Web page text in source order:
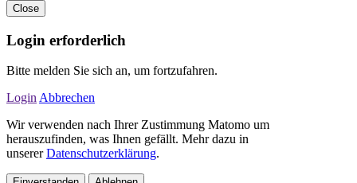
Close
Login erforderlich
Bitte melden Sie sich an, um fortzufahren.
Login Abbrechen
Wir verwenden nach Ihrer Zustimmung Matomo um
herauszufinden, was Ihnen gefällt. Mehr dazu in
unsererDatenschutzerklärung.